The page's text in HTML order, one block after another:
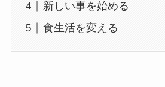
新しい事を始める
食生活を変える